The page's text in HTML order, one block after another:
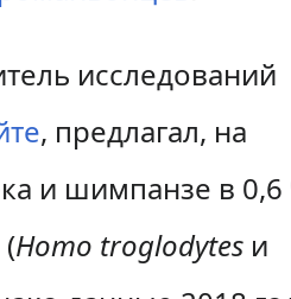
исследований
, предлагал, на
и шимпанзе в 0,6
(Homo troglodytes и